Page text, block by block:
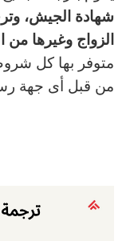
شهادة الجيش،
الزواج وغيرها من
متوفر بها كل
من قبل أى جهة